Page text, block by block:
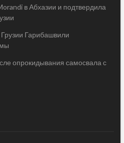
в Абхазии и подтвердила
Гарибашвили
опрокидывания самосвала с